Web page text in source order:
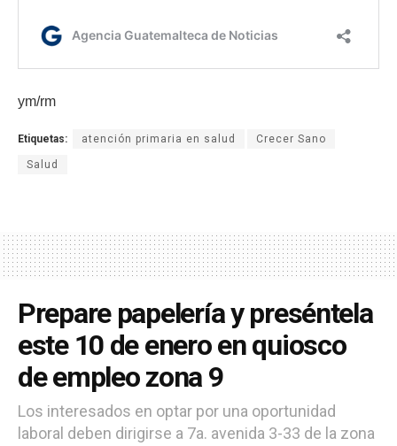
ym/rm
Etiquetas: atención primaria en salud Crecer Sano
Salud
Prepare papelería y preséntela
este 10 de enero en quiosco
de empleo zona 9
Los interesados en optar por una oportunidad
laboral deben dirigirse a 7a. avenida 3-33 de la zona